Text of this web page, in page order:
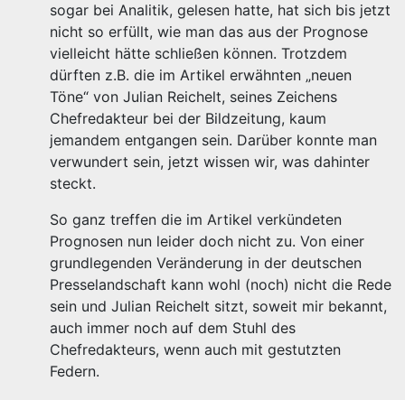
sogar bei Analitik, gelesen hatte, hat sich bis jetzt
nicht so erfüllt, wie man das aus der Prognose
vielleicht hätte schließen können. Trotzdem
dürften z.B. die im Artikel erwähnten „neuen
Töne“ von Julian Reichelt, seines Zeichens
Chefredakteur bei der Bildzeitung, kaum
jemandem entgangen sein. Darüber konnte man
verwundert sein, jetzt wissen wir, was dahinter
steckt.
So ganz treffen die im Artikel verkündeten
Prognosen nun leider doch nicht zu. Von einer
grundlegenden Veränderung in der deutschen
Presselandschaft kann wohl (noch) nicht die Rede
sein und Julian Reichelt sitzt, soweit mir bekannt,
auch immer noch auf dem Stuhl des
Chefredakteurs, wenn auch mit gestutzten
Federn.